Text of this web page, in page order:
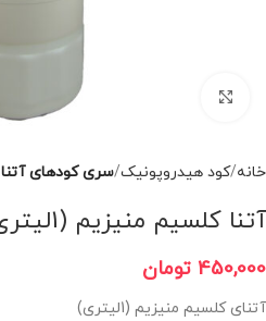
برای بزرگنمایی کلیک کنید
خانه کود هیدروپونیک سری کودهای آتنا
آتنا کلسیم منیزیم (1لیتری)
450,000 تومان
آتنای کلسیم منیزیم (1لیتری)